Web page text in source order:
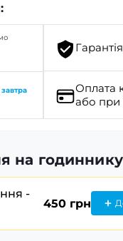
завтра
Оплата
або при
на годиннику
-
450 грн